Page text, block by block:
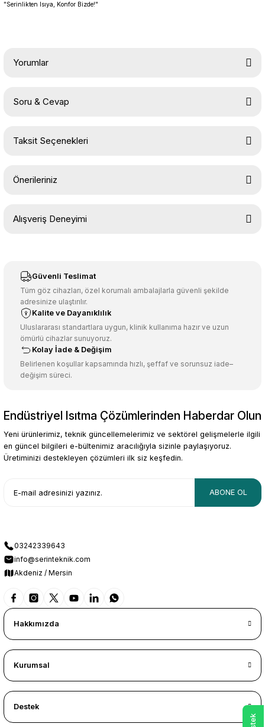
"Serinlikten Isıya, Konfor Bizde!"
Yorumlar
Soru & Cevap
Taksit Seçenekleri
Önerileriniz
konularda yetersiz gördüğünüz noktaları öneri formunu kullanarak
Ürün resmi kalitesiz, bozuk veya görüntülenemiyor.
Ürün açıklamasında eksik bilgiler bulunuyor.
Ürün bilgilerinde hatalar bulunuyor.
Ürün fiyatı diğer sitelerden daha pahalı.
Bu ürüne benzer farklı alternatifler olmalı.
Gönder
Alışveriş Deneyimi
Güvenli Teslimat
Tüm göz cihazları, özel korumalı ambalajlarla güvenli şekilde
adresinize ulaştırılır.
Kalite ve Dayanıklılık
Uluslararası standartlara uygun, klinik kullanıma hazır ve uzun
ömürlü cihazlar sunuyoruz.
Kolay İade & Değişim
Belirlenen koşullar kapsamında hızlı, şeffaf ve sorunsuz iade–
değişim süreci.
Endüstriyel Isıtma Çözümlerinden Haberdar Olun
Yeni ürünlerimiz, teknik güncellemelerimiz ve sektörel gelişmelerle ilgili
en güncel bilgileri e-bültenimiz aracılığıyla sizinle paylaşıyoruz.
Üretiminizi destekleyen çözümleri ilk siz keşfedin.
ABONE OL
03242339643
info@serinteknik.com
Akdeniz / Mersin
Hakkımızda
Kurumsal
Destek